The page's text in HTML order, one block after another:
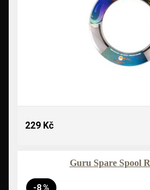
229 Kč
Guru Spare Spool
-8 %